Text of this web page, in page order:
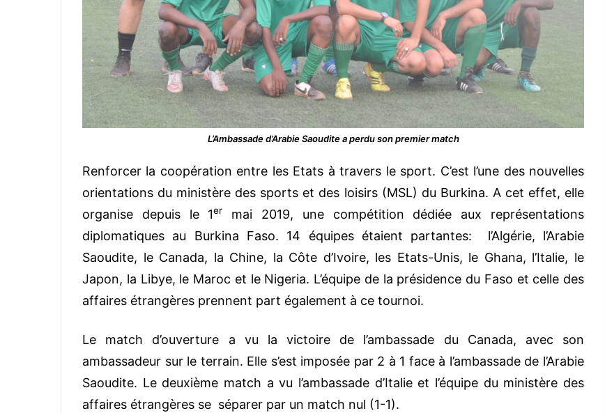
L’Ambassade d’Arabie Saoudite a perdu son premier match
Renforcer la coopération entre les Etats à travers le sport. C’est l’une des nouvelles
orientations du ministère des sports et des loisirs (MSL) du Burkina. A cet effet, elle
organise depuis le 1er
mai 2019, une compétition dédiée aux représentations
diplomatiques au Burkina Faso. 14 équipes étaient partantes:
l’Algérie, l’Arabie
Saoudite, le Canada, la Chine, la Côte d’Ivoire, les Etats-Unis, le Ghana, l’Italie, le
Japon, la Libye, le Maroc et le Nigeria. L’équipe de la présidence du Faso et celle des
affaires étrangères prennent part également à ce tournoi.
Le match d’ouverture a vu la victoire de l’ambassade du Canada, avec son
ambassadeur sur le terrain. Elle s’est imposée par 2 à 1 face à l’ambassade de l’Arabie
Saoudite. Le deuxième match a vu l’ambassade d’Italie et l’équipe du ministère des
affaires étrangères se séparer par un match nul (1-1).